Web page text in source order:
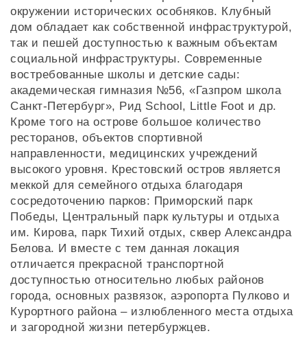
МЕСТОПОЛОЖЕНИЕ
Клубный дом Villa Marina расположен на
живописной набережной Крестовского острова в
окружении исторических особняков. Клубный
дом обладает как собственной инфраструктурой,
так и пешей доступностью к важным объектам
социальной инфраструктуры. Современные
востребованные школы и детские сады:
академическая гимназия №56, «Газпром школа
Санкт-Петербург», Рид School, Little Foot и др.
Кроме того на острове большое количество